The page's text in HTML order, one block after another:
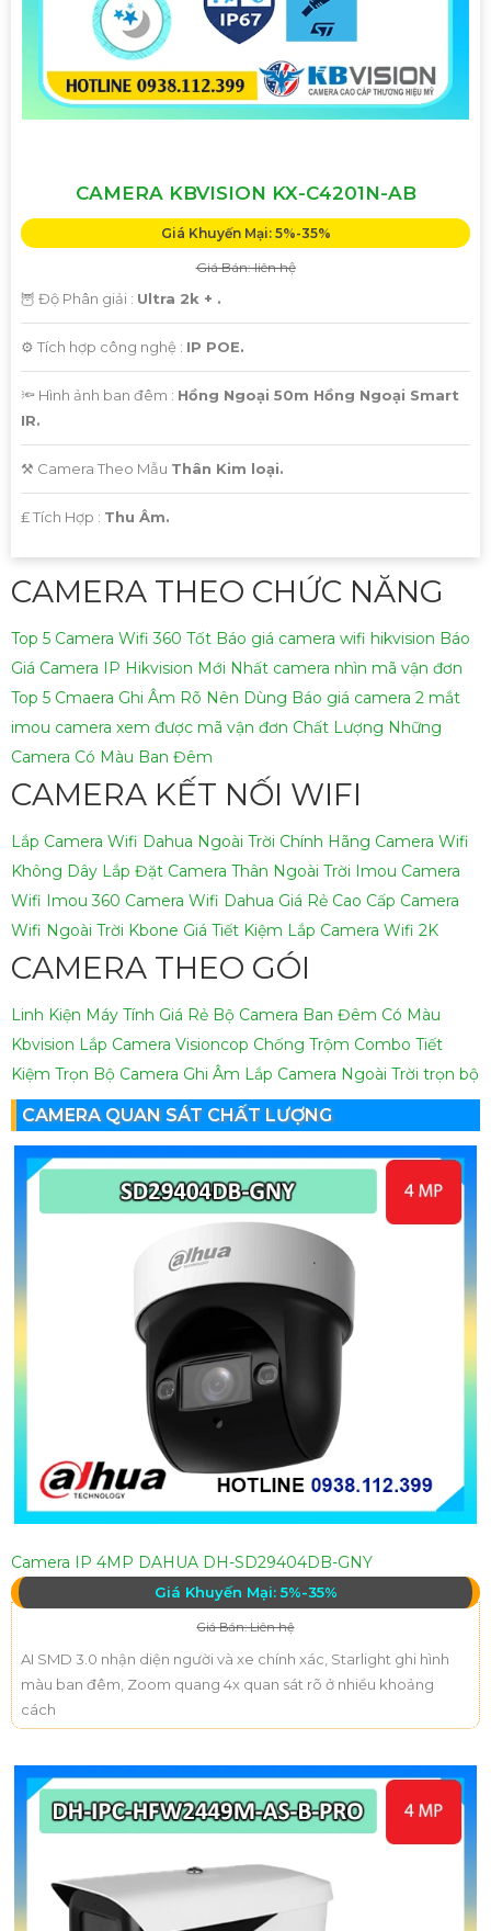
CAMERA KBVISION KX-C4201N-AB
Giá Khuyến Mại: 5%-35%
Giá Bán: liên hệ
🦉 Độ Phân giải : Ultra 2k + .
⚙ Tích hợp công nghệ : IP POE.
🔦 Hình ảnh ban đêm : Hồng Ngoại 50m Hồng Ngoại Smart
IR.
⚒ Camera Theo Mẫu Thân Kim loại.
️₤ Tích Hợp : Thu Âm.
CAMERA THEO CHỨC NĂNG
Top 5 Camera Wifi 360 Tốt Báo giá camera wifi hikvision Báo
Giá Camera IP Hikvision Mới Nhất camera nhìn mã vận đơn
Top 5 Cmaera Ghi Âm Rõ Nên Dùng Báo giá camera 2 mắt
imou camera xem được mã vận đơn Chất Lượng Những
Camera Có Màu Ban Đêm
CAMERA KẾT NỐI WIFI
Lắp Camera Wifi Dahua Ngoài Trời Chính Hãng Camera Wifi
Không Dây Lắp Đặt Camera Thân Ngoài Trời Imou Camera
Wifi Imou 360 Camera Wifi Dahua Giá Rẻ Cao Cấp Camera
Wifi Ngoài Trời Kbone Giá Tiết Kiệm Lắp Camera Wifi 2K
CAMERA THEO GÓI
Linh Kiện Máy Tính Giá Rẻ Bộ Camera Ban Đêm Có Màu
Kbvision Lắp Camera Visioncop Chống Trộm Combo Tiết
Kiệm Trọn Bộ Camera Ghi Âm Lắp Camera Ngoài Trời trọn bộ
CAMERA QUAN SÁT CHẤT LƯỢNG
Camera IP 4MP DAHUA DH-SD29404DB-GNY
Giá Khuyến Mại: 5%-35%
Giá Bán: Liên hệ
AI SMD 3.0 nhận diện người và xe chính xác, Starlight ghi hình
màu ban đêm, Zoom quang 4x quan sát rõ ở nhiều khoảng
cách